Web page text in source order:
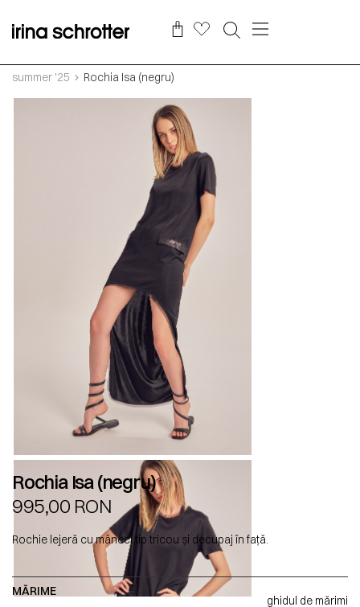
summer '25 Rochia Isa (negru)
Rochia Isa (negru)
995,00 RON
Rochie lejeră cu mâneci tip tricou și decupaj în față.
MĂRIME
ghidul de mărimi